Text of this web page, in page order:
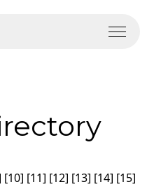
[10] [11] [12] [13] [14] [15]